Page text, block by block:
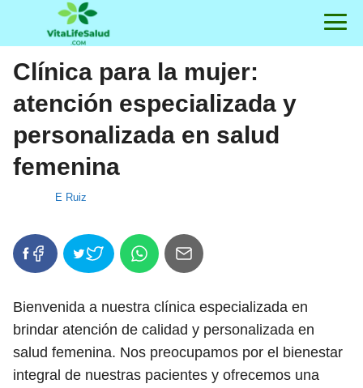
Clínica para la mujer:
atención especializada y
personalizada en salud
femenina
E Ruiz
Bienvenida a nuestra clínica especializada en
brindar atención de calidad y personalizada en
salud femenina. Nos preocupamos por el bienestar
integral de nuestras pacientes y ofrecemos una